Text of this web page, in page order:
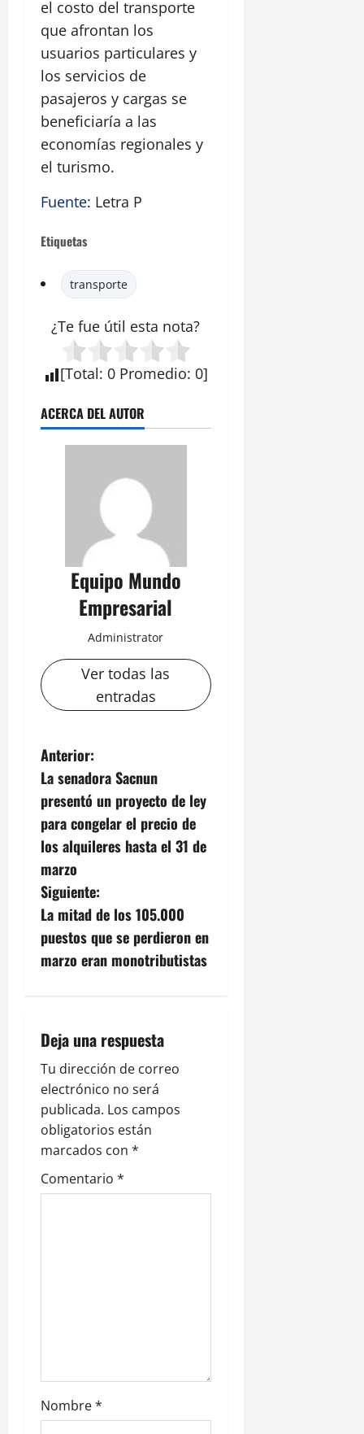
el costo del transporte
que afrontan los
usuarios particulares y
los servicios de
pasajeros y cargas se
beneficiaría a las
economías regionales y
el turismo.
Fuente: Letra P
Etiquetas
transporte
¿Te fue útil esta nota?
[Total: 0 Promedio: 0]
ACERCA DEL AUTOR
Equipo Mundo
Empresarial
Administrator
Ver todas las
entradas
N
a
v
e
g
a
c
ó
n
d
e
e
n
a
s
Anterior:
La senadora Sacnun
presentó un proyecto de ley
para congelar el precio de
los alquileres hasta el 31 de
marzo
Siguiente:
La mitad de los 105.000
puestos que se perdieron en
marzo eran monotributistas
Deja una respuesta
Tu dirección de correo
electrónico no será
publicada. Los campos
obligatorios están
marcados con *
Comentario *
Nombre*